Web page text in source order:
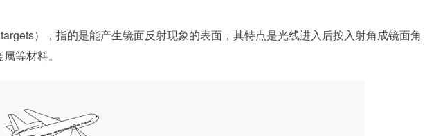
），指的是能产生镜面反射现象的表面，其特点是光线进入后按入射角成镜面角
等材料。